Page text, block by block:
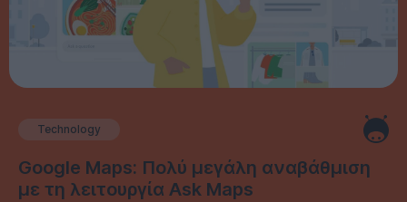
Technology
Google Maps: Πολύ μεγάλη αναβάθμιση
με τη λειτουργία Ask Maps